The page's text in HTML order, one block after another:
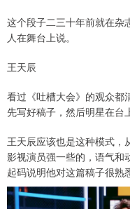
这个段子二三十年前就在杂
人在舞台上说。
王天辰
看过《吐槽大会》的观众都
先写好稿子，然后明星在台
王天辰应该也是这种模式，
影视演员强一些的，语气和
起码说明他对这篇稿子很熟